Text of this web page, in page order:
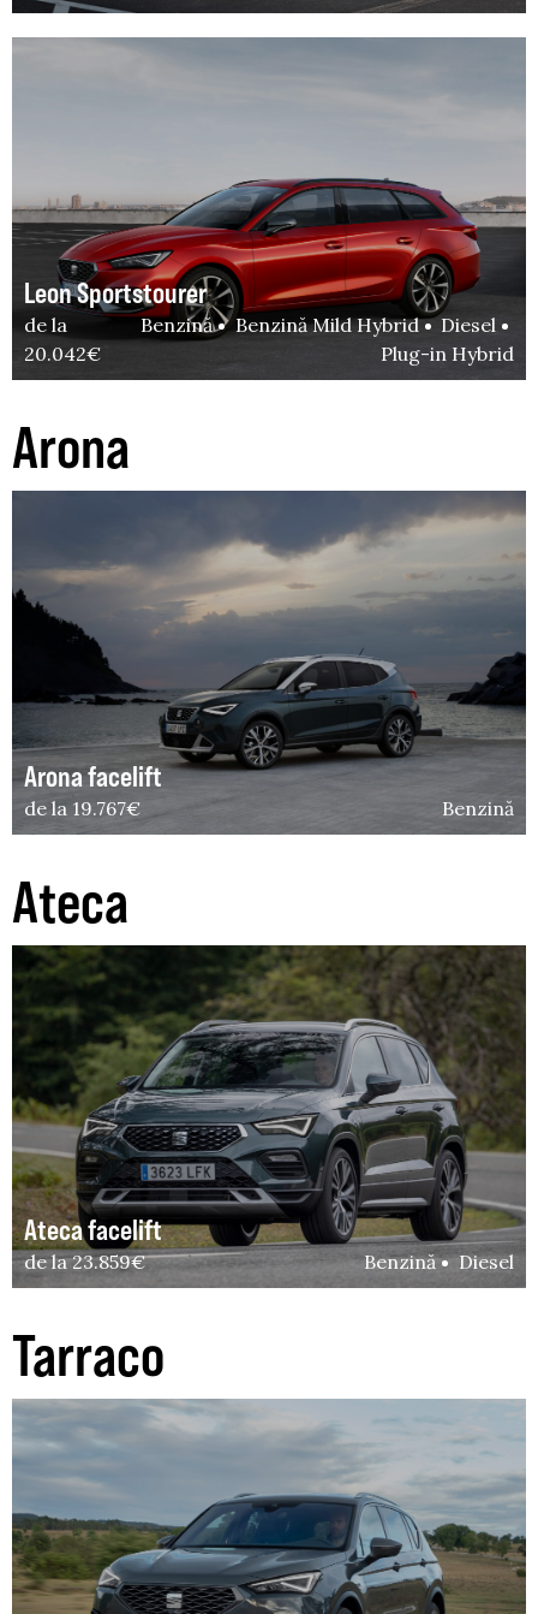
Leon Sportstourer
de la
20.042€
Benzină Benzină Mild Hybrid
Diesel
Plug-in Hybrid
Arona
Arona facelift
de la 19.767€ Benzină
Ateca
Ateca facelift
de la 23.859€ Benzină Diesel
Tarraco